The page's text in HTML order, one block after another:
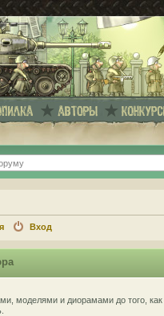
Вход
моделями и диорамами до того, как